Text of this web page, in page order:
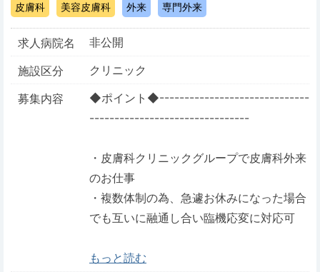
皮膚科 美容皮膚科 外来 専門外来
求人病院名
非公開
施設区分
クリニック
募集内容
◆ポイント◆------------------------------
--------------------------------
・皮膚科クリニックグループで皮膚科外来
のお仕事
・複数体制の為、急遽お休みになった場合
でも互いに融通し合い臨機応変に対応可
もっと読む